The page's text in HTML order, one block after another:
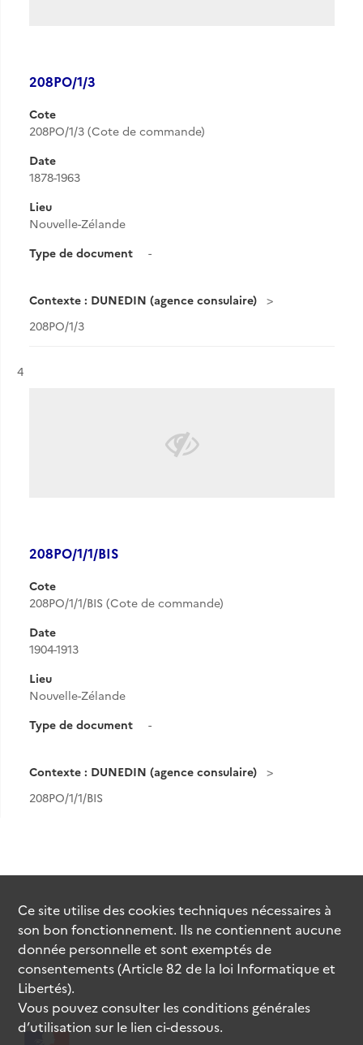
208PO/1/3
Cote
208PO/1/3 (Cote de commande)
Date
1878-1963
Lieu
Nouvelle-Zélande
Type de document
-
Contexte : DUNEDIN (agence consulaire)
208PO/1/3
Résultat n°
4
208PO/1/1/BIS
Cote
208PO/1/1/BIS (Cote de commande)
Date
1904-1913
Lieu
Nouvelle-Zélande
Type de document
-
Contexte : DUNEDIN (agence consulaire)
208PO/1/1/BIS
Ce site utilise descookiestechniques nécessaires à
son bon fonctionnement. Ils ne contiennent aucune
donnée personnelle et sont exemptés de
consentements (Article 82 de la loi Informatique et
Libertés).
Vous pouvez consulter les conditions générales
d’utilisation sur le lien ci-dessous.